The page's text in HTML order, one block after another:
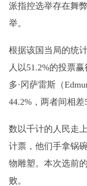
派指控选举存在舞
举。
根据该国当局的统
人以51.2%的投票
多·冈萨雷斯（
44.2%，两者间相差
数以千计的人民走
计票，他们手拿锅
物雕塑。本次选前
败。